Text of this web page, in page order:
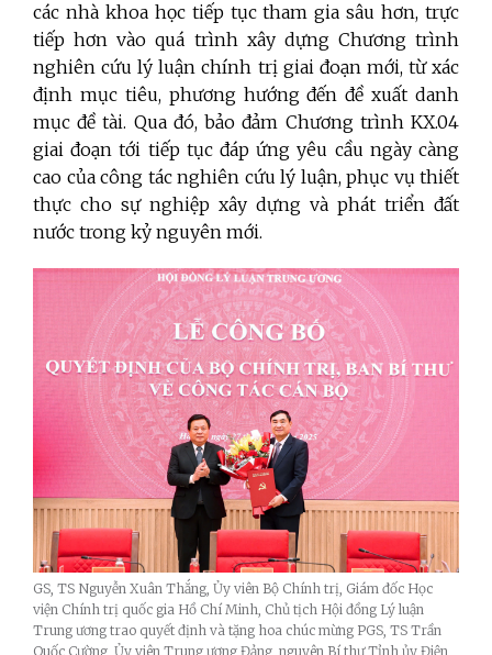
các nhà khoa học tiếp tục tham gia sâu hơn, trực
tiếp hơn vào quá trình xây dựng Chương trình
nghiên cứu lý luận chính trị giai đoạn mới, từ xác
định mục tiêu, phương hướng đến đề xuất danh
mục đề tài. Qua đó, bảo đảm Chương trình KX.04
giai đoạn tới tiếp tục đáp ứng yêu cầu ngày càng
cao của công tác nghiên cứu lý luận, phục vụ thiết
thực cho sự nghiệp xây dựng và phát triển đất
nước trong kỷ nguyên mới.
GS, TS Nguyễn Xuân Thắng, Ủy viên Bộ Chính trị, Giám đốc Học
viện Chính trị quốc gia Hồ Chí Minh, Chủ tịch Hội đồng Lý luận
Trung ương trao quyết định và tặng hoa chúc mừng PGS, TS Trần
Quốc Cường, Ủy viên Trung ương Đảng, nguyên Bí thư Tỉnh ủy Điện